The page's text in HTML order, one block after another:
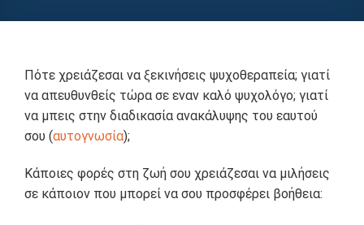
Πότε χρειάζεσαι να ξεκινήσεις ψυχοθεραπεία; γιατί
να απευθυνθείς τώρα σε εναν καλό ψυχολόγο; γιατί
να μπεις στην διαδικασία ανακάλυψης του εαυτού
σου (αυτογνωσία);
Κάποιες φορές στη ζωή σου χρειάζεσαι να μιλήσεις
σε κάποιον που μπορεί να σου προσφέρει βοήθεια: